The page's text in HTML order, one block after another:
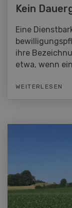
Kein
Eine
ihre
etwa, wenn
WEITERLESEN